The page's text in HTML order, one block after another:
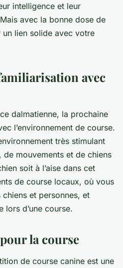
intelligence et leur
avec la bonne dose de
lien solide avec votre
avec
dalmatienne, la prochaine
l’environnement de course.
très stimulant
mouvements et de chiens
soit à l’aise dans cet
de course locaux, où vous
chiens et personnes, et
d’une course.
la course
de course canine est une